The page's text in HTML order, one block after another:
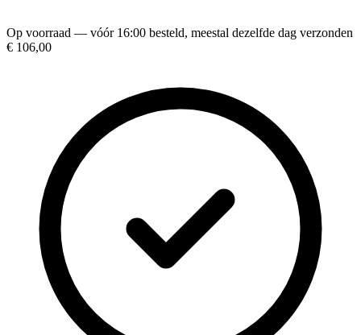
Op voorraad — vóór 16:00 besteld, meestal dezelfde dag verzonden
€ 106,00